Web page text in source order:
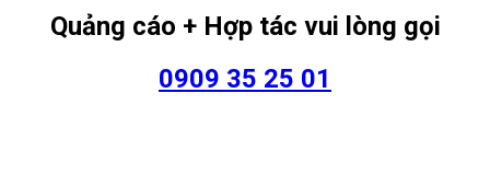
Quảng cáo + Hợp tác vui lòng gọi
0909 35 25 01